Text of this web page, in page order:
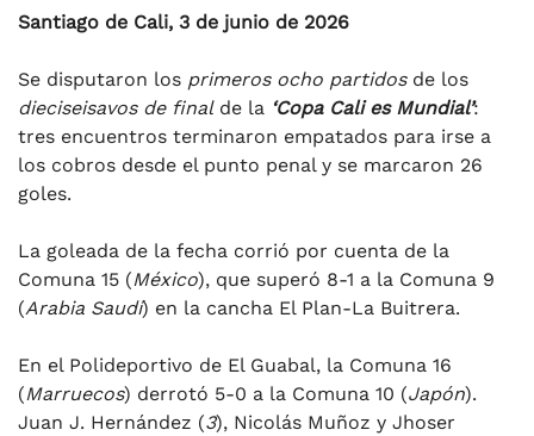
Santiago de Cali, 3 de junio de 2026
Se disputaron los primeros ocho partidosde los
dieciseisavos de finalde la ‘Copa Cali es Mundial’:
tres encuentros terminaron empatados para irse a
los cobros desde el punto penal y se marcaron 26
goles.
La goleada de la fecha corrió por cuenta de la
Comuna 15 (México), que superó 8-1 a la Comuna 9
(Arabia Saudí) en la cancha El Plan-La Buitrera.
En el Polideportivo de El Guabal, la Comuna 16
(Marruecos) derrotó 5-0 a la Comuna 10 (Japón).
Juan J. Hernández (3), Nicolás Muñoz y Jhoser